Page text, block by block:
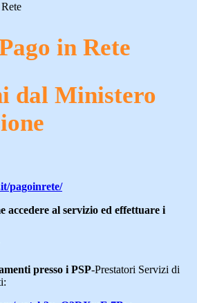
in Rete
dal Ministero
pagoinrete/
accedere al servizio ed effettuare i
presso i PSP-Prestatori Servizi di